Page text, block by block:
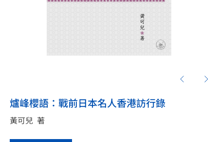
爐峰櫻語：戰前日本名人香港訪行錄
黃可兒 著